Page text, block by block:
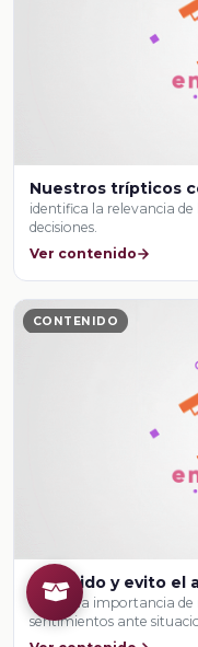
Nuestros trípticos
identifica la relevancia
decisiones.
Ver contenido
CONTENIDO
Me cuido y evito el
explica la importancia de
sentimientos ante